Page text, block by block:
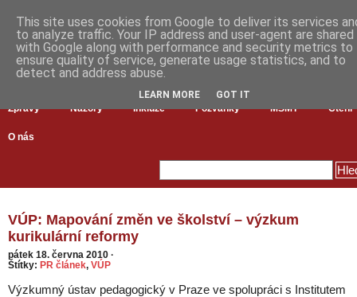
Zprávy Názory Inkluze Pozvánky MŠMT Čtení
O nás
VÚP: Mapování změn ve školství – výzkum
kurikulární reformy
pátek 18. června 2010 ·
Štítky: PR článek, VÚP
Výzkumný ústav pedagogický v Praze ve spolupráci s Institutem
This site uses cookies from Google to deliver its services
to analyze traffic. Your IP address and user-agent are shared
with Google along with performance and security metrics to
ensure quality of service, generate usage statistics, and to
detect and address abuse.
LEARN MORE GOT IT